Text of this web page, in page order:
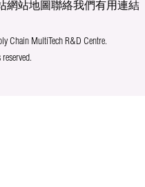
網站地圖聯絡我們有用連結
Chain MultiTech R&D Centre.